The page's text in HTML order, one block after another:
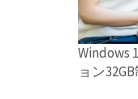
Windows
ョン